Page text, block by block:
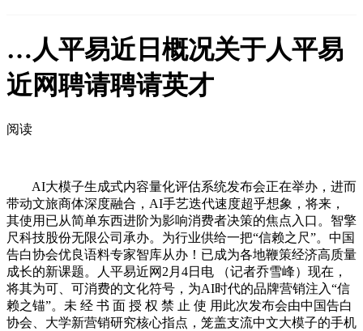
…人平易近日概况关于人平易
近网聘请聘请英才
阅读
AI大模子生成式内容量化评估系统发布会正在举办，进而
带动文旅商体深度融合，AI手艺迭代速度超乎想象，将来，
其使用已从简单东西进阶为影响消费者决策的焦点入口。智擎
尺科技股份无限公司承办。为行业供给一把“信赖之尺”。中国
告白协会优良语料专家智库从办！已成为各地鞭策经济高质量
成长的新课题。人平易近网2月4日电 （记者乔雪峰）现在，
将其为可、可消费的文化符号，为AI时代的品牌营销注入“信
赖之锚”。未 经 书 面 授 权 禁 止 使 用此次发布会由中国告白
协会、大学新营销研究核心指点，笼盖支流中文大模子的手机